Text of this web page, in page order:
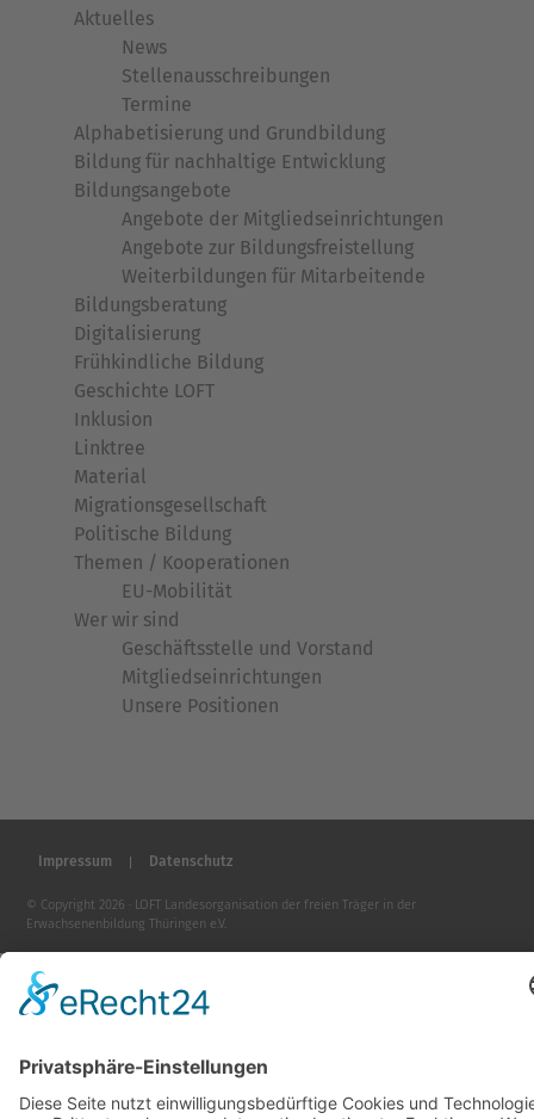
Aktuelles
News
Stellenausschreibungen
Termine
Alphabetisierung und Grundbildung
Bildung für nachhaltige Entwicklung
Bildungsangebote
Angebote der Mitgliedseinrichtungen
Angebote zur Bildungsfreistellung
Weiterbildungen für Mitarbeitende
Bildungsberatung
Digitalisierung
Frühkindliche Bildung
Geschichte LOFT
Inklusion
Linktree
Material
Migrationsgesellschaft
Politische Bildung
Themen / Kooperationen
EU-Mobilität
Wer wir sind
Geschäftsstelle und Vorstand
Mitgliedseinrichtungen
Unsere Positionen
© Copyright 2026 · LOFT Landesorganisation der freien Träger in der
Erwachsenenbildung Thüringen e.V.
Impressum Datenschutz